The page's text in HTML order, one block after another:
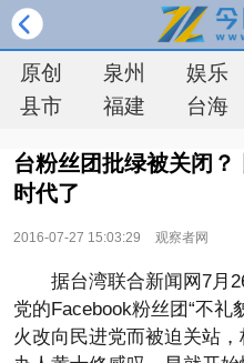
原创 泉州 娱乐
县市
福建 台海
台粉丝团批绿被关闭
时代了
2016-07-27 15:03:29 观察者网
据台湾联合新闻网7月
党的Facebook粉丝团“不礼
火改向民进党而被迫关站